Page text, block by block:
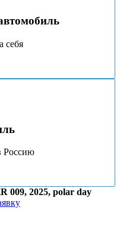
себя
Россию
009, 2025, polar day